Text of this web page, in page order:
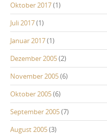
Oktober 2017(1)
Juli 2017(1)
Januar 2017(1)
Dezember 2005(2)
November 2005(6)
Oktober 2005(6)
September 2005(7)
August 2005(3)